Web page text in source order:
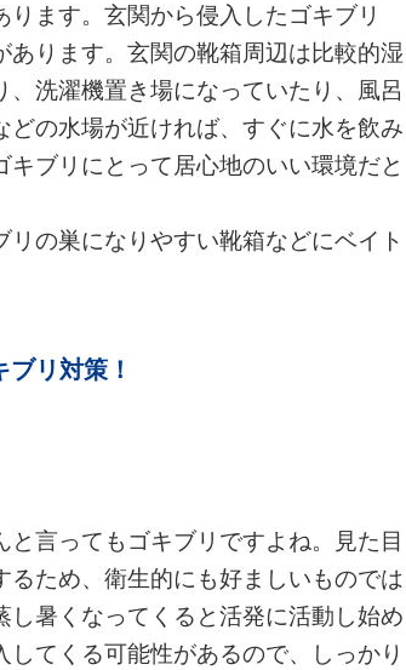
ます。玄関から侵入したゴキブリ
ります。玄関の靴箱周辺は比較的湿
洗濯機置き場になっていたり、風呂
の水場が近ければ、すぐに水を飲み
ブリにとって居心地のいい環境だと
の巣になりやすい靴箱などにベイト
リ対策！
言ってもゴキブリですよね。見た目
ため、衛生的にも好ましいものでは
暑くなってくると活発に活動し始め
てくる可能性があるので、しっかり